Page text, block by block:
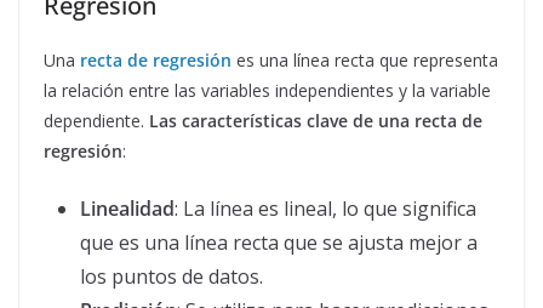
Una recta de regresión es una línea recta que representa
la relación entre las variables independientes y la variable
dependiente. Las características clave de una recta de
regresión:
Linealidad: La línea es lineal, lo que significa
que es una línea recta que se ajusta mejor a
los puntos de datos.